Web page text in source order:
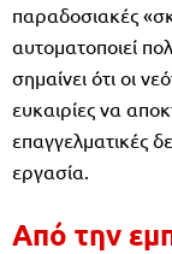
παραδοσιακές
αυτοματοποιεί
σημαίνει ότι οι
ευκαιρίες να
επαγγελματικές
εργασία.
Από την